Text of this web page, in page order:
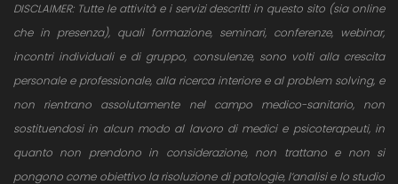
DISCLAIMER: Tutte le attività e i servizi descritti in questo sito (sia online
che in presenza), quali formazione, seminari, conferenze, webinar,
incontri individuali e di gruppo, consulenze, sono volti alla crescita
personale e professionale, alla ricerca interiore e al problem solving, e
non rientrano assolutamente nel campo medico-sanitario, non
sostituendosi in alcun modo al lavoro di medici e psicoterapeuti, in
quanto non prendono in considerazione, non trattano e non si
pongono come obiettivo la risoluzione di patologie, l’analisi e lo studio